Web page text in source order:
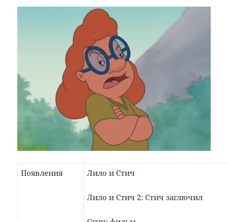
Появления Лило и Стич
Лило и Стич 2: Стич заглючил